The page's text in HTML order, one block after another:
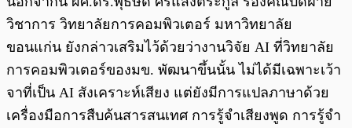
วิชาการ วิทยาลัยการคอมพิวเตอร์ มหาวิทยาลัย
ขอนแก่น ยังกล่าวเสริมไว้ด้วยว่างานวิจัย AI ที่วิทยาลัย
การคอมพิวเตอร์ของมข. พัฒนาขึ้นนั้น ไม่ได้มีเฉพาะเว้า
จาที่เป็น AI สังเคราะห์เสียง แต่ยังมีการแปลภาษาด้วย
เครื่องมือการสืบค้นสารสนเทศ การรู้จำเสียงพูด การรู้จำ